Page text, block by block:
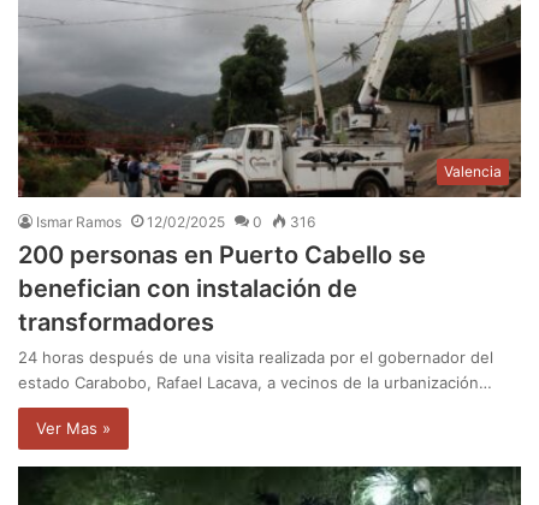
Valencia
Ismar Ramos 12/02/2025 0 316
200 personas en Puerto Cabello se
benefician con instalación de
transformadores
24 horas después de una visita realizada por el gobernador del
estado Carabobo, Rafael Lacava, a vecinos de la urbanización…
Ver Mas »